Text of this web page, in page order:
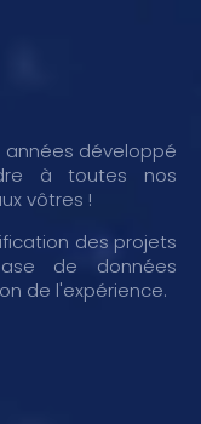
années développé
à toutes nos
vôtres !
des projets
de données
de l'expérience.